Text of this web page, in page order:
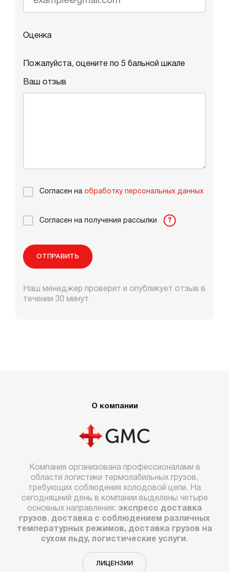
Оценка
Пожалуйста, оцените по 5 бальной шкале
Ваш отзыв
Согласен на обработку персональных данных
Согласен на получения рассылки ?
ОТПРАВИТЬ
Наш менеджер проверит и опубликует отзыв в
течении 30 минут
О компании
Компания организована профессионалами в
области логистики термолабильных грузов,
требующих соблюдения холодовой цепи. На
сегодняшний день в компании выделены четыре
основных направления: экспресс доставка
грузов, доставка с соблюдением различных
температурных режимов, доставка грузов на
сухом льду, логистические услуги .
ЛИЦЕНЗИИ